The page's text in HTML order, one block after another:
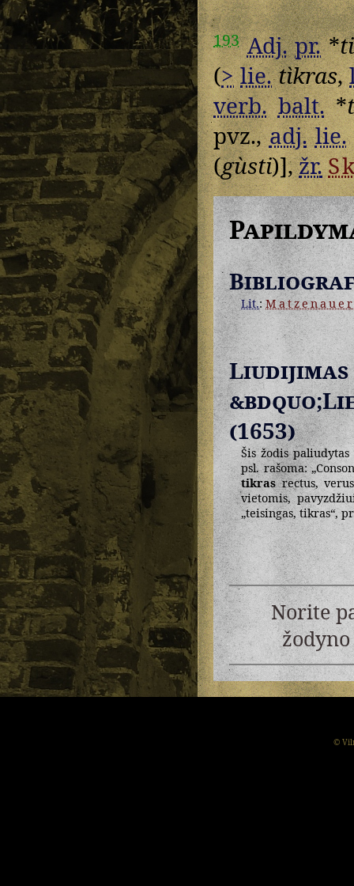
193 Adj. pr.*
(> lie. tìkras,
verb. balt.*
pvz.,adj. lie.
(gùsti)],žr.
Lit.:Matzenauer
(1653)
Šis žodis
psl. rašoma:
tikrasrectus,
vietomis,
„teisingas, tikras“,
Norite
©